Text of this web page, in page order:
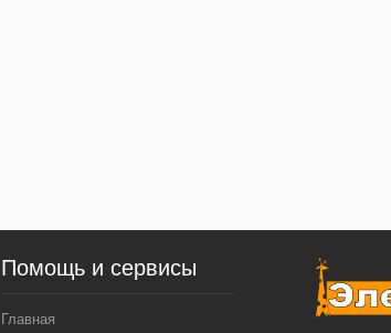
Помощь и сервисы
Главная